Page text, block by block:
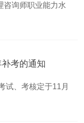
咨询师职业能力水
考的通知
试、考核定于11月